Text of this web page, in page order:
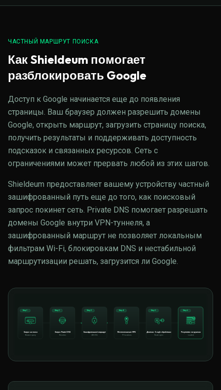
ЧАСТНЫЙ МАРШРУТ ПОИСКА
Как Shieldeum помогает
разблокировать Google
Доступ к Google начинается еще до появления
страницы. Ваш браузер должен разрешить домены
Google, открыть маршрут, загрузить страницу поиска,
получить результаты и поддерживать доступность
подсказок и связанных ресурсов. Сеть с
ограничениями может прервать любой из этих шагов.
Shieldeum предоставляет вашему устройству частный
зашифрованный путь еще до того, как поисковый
запрос покинет сеть. Private DNS помогает разрешать
домены Google внутри VPN-туннеля, а
зашифрованный маршрут не позволяет локальным
фильтрам Wi-Fi, блокировкам DNS и нестабильной
маршрутизации решать, загрузится ли Google.
Step 1
Запрос на поиск
Browser query
Step 2
Запрос Private DNS
Resolves
Step 3
Зашифрованный маршрут
AES-256
Step 4
Местоположение VPN
79 locations
Step 5
G
Домены Google обработаны
Route open
Step 6
Результаты загружены
Loaded